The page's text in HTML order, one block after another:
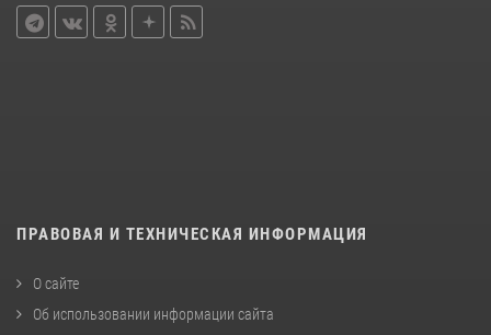
ПРАВОВАЯ И ТЕХНИЧЕСКАЯ ИНФОРМАЦИЯ
О сайте
Об использовании информации сайта